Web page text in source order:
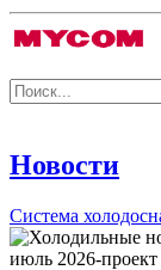
Новости
Система